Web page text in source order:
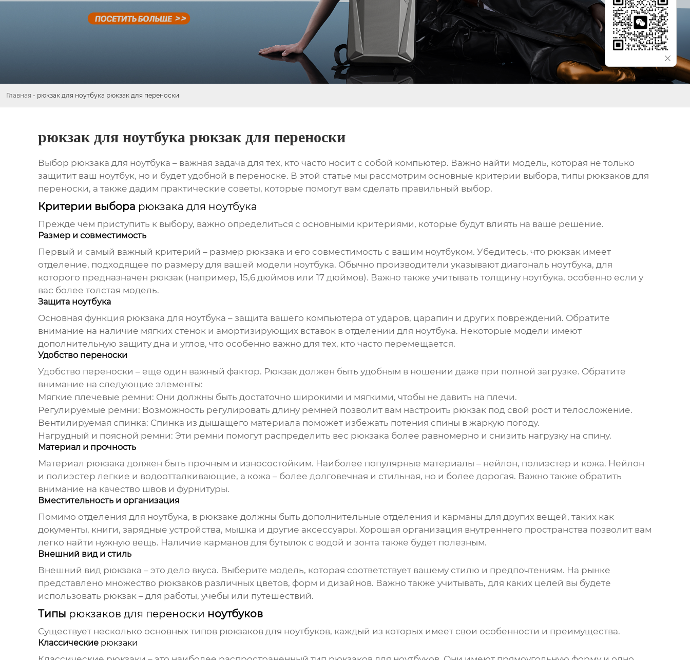
Главная - рюкзак для ноутбука рюкзак для переноски
рюкзак для ноутбука рюкзак для переноски
Выбор рюкзака для ноутбука – важная задача для тех, кто часто носит с собой компьютер. Важно найти модель, которая не только
защитит ваш ноутбук, но и будет удобной в переноске. В этой статье мы рассмотрим основные критерии выбора, типы рюкзаков для
переноски, а также дадим практические советы, которые помогут вам сделать правильный выбор.
Критерии выбора рюкзака для ноутбука
Прежде чем приступить к выбору, важно определиться с основными критериями, которые будут влиять на ваше решение.
Размер и совместимость
Первый и самый важный критерий – размер рюкзака и его совместимость с вашим ноутбуком. Убедитесь, что рюкзакимеет
отделение, подходящее по размеру для вашей модели ноутбука. Обычно производители указывают диагональ ноутбука, для
которого предназначен рюкзак(например, 15,6 дюймов или 17 дюймов). Важно также учитывать толщину ноутбука, особенно если у
вас более толстая модель.
Защита ноутбука
Основная функция рюкзака для ноутбука – защита вашего компьютера от ударов, царапин и других повреждений. Обратите
внимание на наличие мягких стенок и амортизирующих вставок в отделении для ноутбука. Некоторые модели имеют
дополнительную защиту дна и углов, что особенно важно для тех, кто часто перемещается.
Удобство переноски
Удобство переноски – еще один важный фактор. Рюкзакдолжен быть удобным в ношении даже при полной загрузке. Обратите
внимание на следующие элементы:
Мягкие плечевые ремни: Они должны быть достаточно широкими и мягкими, чтобы не давить на плечи.
Регулируемые ремни: Возможность регулировать длину ремней позволит вам настроить рюкзакпод свой рост и телосложение.
Вентилируемая спинка: Спинка из дышащего материала поможет избежать потения спины в жаркую погоду.
Нагрудный и поясной ремни: Эти ремни помогут распределить вес рюкзака более равномерно и снизить нагрузку на спину.
Материал и прочность
Материал рюкзака должен быть прочным и износостойким. Наиболее популярные материалы – нейлон, полиэстер и кожа. Нейлон
и полиэстер легкие и водоотталкивающие, а кожа – более долговечная и стильная, но и более дорогая. Важно также обратить
внимание на качество швов и фурнитуры.
Вместительность и организация
Помимо отделения для ноутбука, в рюкзаке должны быть дополнительные отделения и карманы для других вещей, таких как
документы, книги, зарядные устройства, мышка и другие аксессуары. Хорошая организация внутреннего пространства позволит вам
легко найти нужную вещь. Наличие карманов для бутылок с водой и зонта также будет полезным.
Внешний вид и стиль
Внешний вид рюкзака – это дело вкуса. Выберите модель, которая соответствует вашему стилю и предпочтениям. На рынке
представлено множество рюкзаковразличных цветов, форм и дизайнов. Важно также учитывать, для каких целей вы будете
использовать рюкзак– для работы, учебы или путешествий.
Типы рюкзаков для переноски ноутбуков
Существует несколько основных типов рюкзаков для ноутбуков, каждый из которых имеет свои особенности и преимущества.
Классические рюкзаки